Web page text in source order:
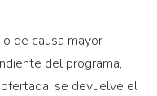
de causa mayor
del programa,
se devuelve el